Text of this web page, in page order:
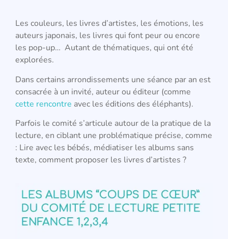
Les couleurs, les livres d’artistes, les émotions, les
auteurs japonais, les livres qui font peur ou encore
les pop-up… Autant de thématiques, qui ont été
explorées.
Dans certains arrondissements une séance par an est
consacrée à un invité, auteur ou éditeur (comme
cette rencontre avec les éditions des éléphants).
Parfois le comité s’articule autour de la pratique de la
lecture, en ciblant une problématique précise, comme
: Lire avec les bébés, médiatiser les albums sans
texte, comment proposer les livres d’artistes ?